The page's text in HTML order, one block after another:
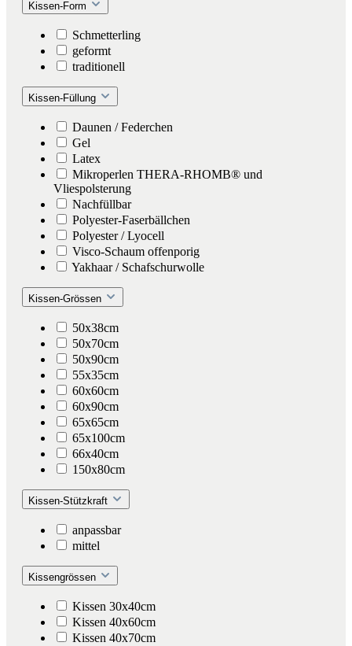
Kissen-Form
Schmetterling
geformt
traditionell
Kissen-Füllung
Daunen / Federchen
Gel
Latex
Mikroperlen THERA-RHOMB® und
Vliespolsterung
Nachfüllbar
Polyester-Faserbällchen
Polyester / Lyocell
Visco-Schaum offenporig
Yakhaar / Schafschurwolle
Kissen-Grössen
50x38cm
50x70cm
50x90cm
55x35cm
60x60cm
60x90cm
65x65cm
65x100cm
66x40cm
150x80cm
Kissen-Stützkraft
anpassbar
mittel
Kissengrössen
Kissen 30x40cm
Kissen 40x60cm
Kissen 40x70cm